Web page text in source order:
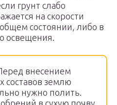
грунт слабо
на скорости
состоянии, либо в
освещения.
внесением
составов землю
нужно полить.
в сухую почву